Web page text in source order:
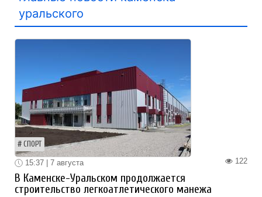
уральского
СПОРТ
122
15:37 | 7 августа
В Каменске-Уральском продолжается
строительство легкоатлетического манежа